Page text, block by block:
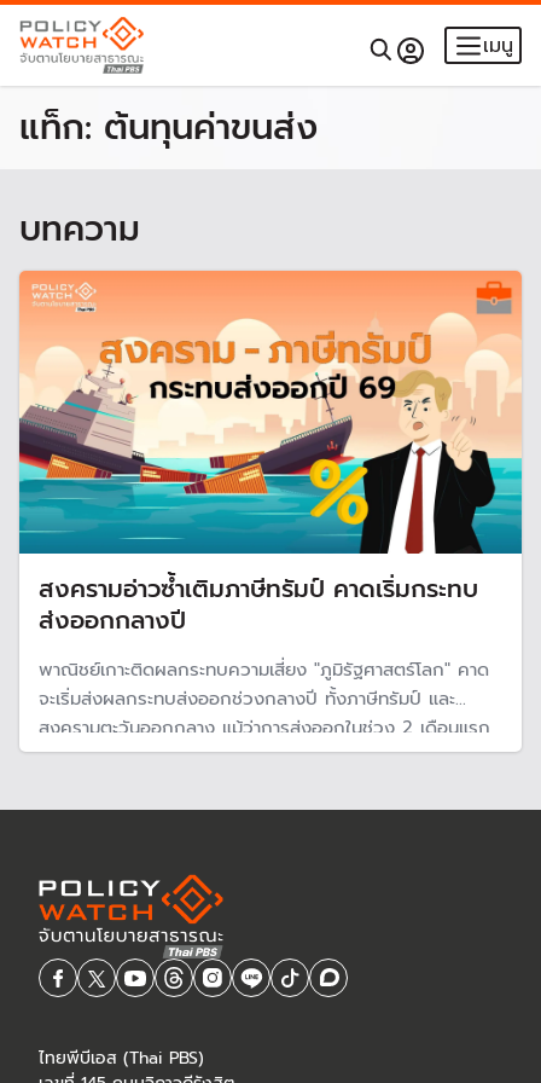
เมนู
แท็ก: ต้นทุนค่าขนส่ง
บทความ
สงครามอ่าวซ้ำเติมภาษีทรัมป์ คาดเริ่มกระทบ
ส่งออกกลางปี
พาณิชย์เกาะติดผลกระทบความเสี่ยง "ภูมิรัฐศาสตร์โลก" คาด
จะเริ่มส่งผลกระทบส่งออกช่วงกลางปี ทั้งภาษีทรัมป์ และ
สงครามตะวันออกกลาง แม้ว่าการส่งออกในช่วง 2 เดือนแรก
ของปี 69 ขยายตัวที่ 17.0%
ไทยพีบีเอส (Thai PBS)